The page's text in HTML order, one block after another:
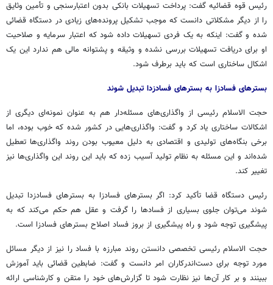
رئیس قوه قضائیه گفت: پرداخت تسهیلات بانکی بدون اعتبارسنجی و تأمین وثایق
را از دیگر مشکلاتی دانست که موجب تشکیل پرونده‌های زیادی در دستگاه قضائی
شده و گفت: اینکه به یک فردی تسهیلات داده شود که اعتبار سرمایه و صلاحیت
او برای دریافت تسهیلات بررسی نشده و وثیقه و پشتوانه مالی هم ندارد این یک
اشکال ساختاری است که باید برطرف شود.
بسترهای فسادزا به بسترهای فسادزدا تبدیل شوند
حجت الاسلام رئیسی از واگذاری‌های مسئله‌دار هم به عنوان نمونه‌ای دیگری از
اشکالات ساختاری یاد کرد و گفت: واگذاری‌هایی در کشور شده که خوب بوده، اما
برخی بنگاه‌های تولیدی و اقتصادی به دلیل معیوب بودن روند واگذاری‌ها تعطیل
شده‌اند و این مسئله به نظام تولید آسیب زده که باید این روند این واگذاری‌ها نیز
تغییر کند.
رئیس دستگاه قضا تأکید کرد: اگر بسترهای فسادزا به بسترهای فسادزدا تبدیل
شوند می‌توان جلوی بسیاری از فسادها را گرفت و عقل هم حکم می‌کند که به
پیشگیری توجه شود و راه پیشگیری از بروز فساد اصلاح بسترهای فسادزا است.
حجت الاسلام رئیسی تخصصی دانستن روند مبارزه با فساد را نیز از دیگر مسائل
مورد توجه برای دست‌اندرکاران امر دانست و گفت: ضابطین قضائی باید آموزش
ببینند و بر کار آن‌ها نیز نظارت شود تا گزارش‌های خود را متقن و کارشناسی ارائه